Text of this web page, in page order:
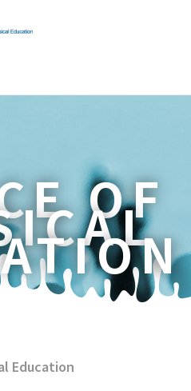
OF
Education